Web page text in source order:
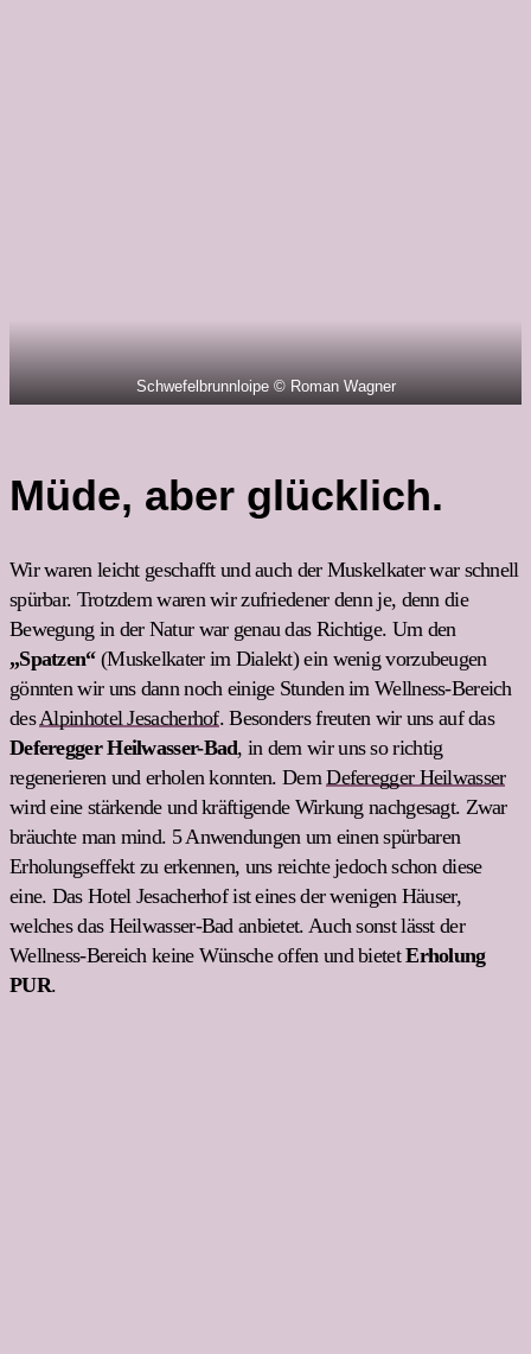
Schwefelbrunnloipe © Roman Wagner
Müde, aber glücklich.
Wir waren leicht geschafft und auch der Muskelkater war schnell
spürbar. Trotzdem waren wir zufriedener denn je, denn die
Bewegung in der Natur war genau das Richtige. Um den
„Spatzen“ (Muskelkater im Dialekt) ein wenig vorzubeugen
gönnten wir uns dann noch einige Stunden im Wellness-Bereich
desAlpinhotel Jesacherhof. Besonders freuten wir uns auf das
Deferegger Heilwasser-Bad, in dem wir uns so richtig
regenerieren und erholen konnten. DemDeferegger Heilwasser
wird eine stärkende und kräftigende Wirkung nachgesagt. Zwar
bräuchte man mind. 5 Anwendungen um einen spürbaren
Erholungseffekt zu erkennen, uns reichte jedoch schon diese
eine. Das Hotel Jesacherhof ist eines der wenigen Häuser,
welches das Heilwasser-Bad anbietet. Auch sonst lässt der
Wellness-Bereich keine Wünsche offen und bietetErholung
PUR.